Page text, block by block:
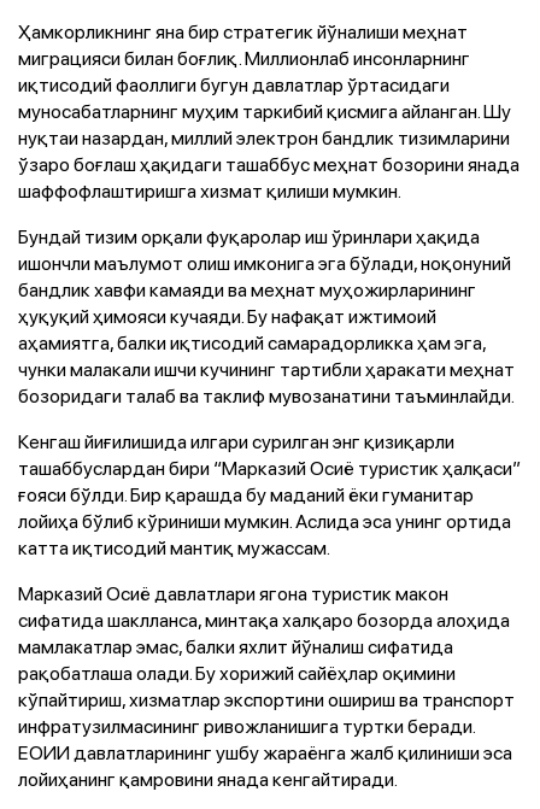
Ҳамкорликнинг яна бир стратегик йўналиши меҳнат
миграцияси билан боғлиқ. Миллионлаб инсонларнинг
иқтисодий фаоллиги бугун давлатлар ўртасидаги
муносабатларнинг муҳим таркибий қисмига айланган. Шу
нуқтаи назардан, миллий электрон бандлик тизимларини
ўзаро боғлаш ҳақидаги ташаббус меҳнат бозорини янада
шаффофлаштиришга хизмат қилиши мумкин.
Бундай тизим орқали фуқаролар иш ўринлари ҳақида
ишончли маълумот олиш имконига эга бўлади, ноқонуний
бандлик хавфи камаяди ва меҳнат муҳожирларининг
ҳуқуқий ҳимояси кучаяди. Бу нафақат ижтимоий
аҳамиятга, балки иқтисодий самарадорликка ҳам эга,
чунки малакали ишчи кучининг тартибли ҳаракати меҳнат
бозоридаги талаб ва таклиф мувозанатини таъминлайди.
Кенгаш йиғилишида илгари сурилган энг қизиқарли
ташаббуслардан бири “Марказий Осиё туристик ҳалқаси”
ғояси бўлди. Бир қарашда бу маданий ёки гуманитар
лойиҳа бўлиб кўриниши мумкин. Аслида эса унинг ортида
катта иқтисодий мантиқ мужассам.
Марказий Осиё давлатлари ягона туристик макон
сифатида шаклланса, минтақа халқаро бозорда алоҳида
мамлакатлар эмас, балки яхлит йўналиш сифатида
рақобатлаша олади. Бу хорижий сайёҳлар оқимини
кўпайтириш, хизматлар экспортини ошириш ва транспорт
инфратузилмасининг ривожланишига туртки беради.
ЕОИИ давлатларининг ушбу жараёнга жалб қилиниши эса
лойиҳанинг қамровини янада кенгайтиради.